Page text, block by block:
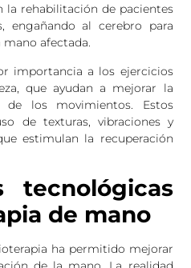
la rehabilitación de pacientes
engañando al cerebro para
afectada.
importancia a los ejercicios
que ayudan a mejorar la
de los movimientos. Estos
de texturas, vibraciones y
estimulan la recuperación
tecnológicas
de mano
ha permitido mejorar